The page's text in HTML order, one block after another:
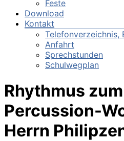
Feste
Download
Kontakt
Telefonverzeichnis,
Anfahrt
Sprechstunden
Schulwegplan
Rhythmus
Percussion-
Herrn